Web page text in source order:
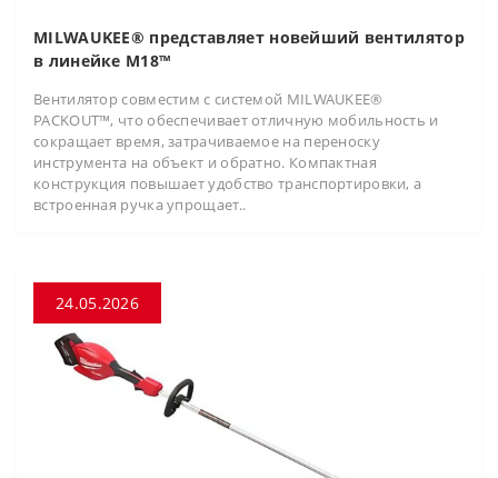
MILWAUKEE® представляет новейший вентилятор
в линейке M18™
Вентилятор совместим с системой MILWAUKEE®
PACKOUT™, что обеспечивает отличную мобильность и
сокращает время, затрачиваемое на переноску
инструмента на объект и обратно. Компактная
конструкция повышает удобство транспортировки, а
встроенная ручка упрощает..
24.05.2026